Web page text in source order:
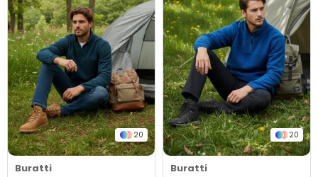
20
Buratti
20
Buratti